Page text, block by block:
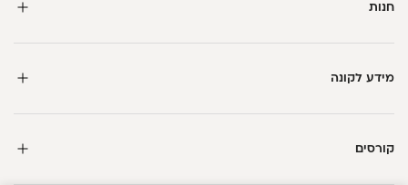
חנות
מידע לקונה
קורסים